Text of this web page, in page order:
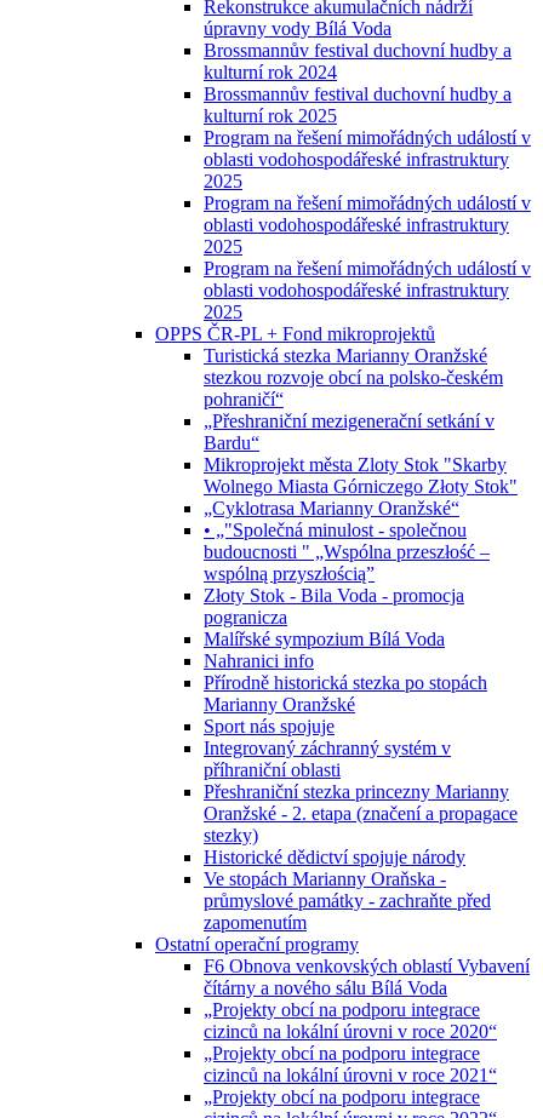
Rekonstrukce akumulačních nádrží
úpravny vody Bílá Voda
Brossmannův festival duchovní hudby a
kulturní rok 2024
Brossmannův festival duchovní hudby a
kulturní rok 2025
Program na řešení mimořádných událostí v
oblasti vodohospodářeské infrastruktury
2025
Program na řešení mimořádných událostí v
oblasti vodohospodářeské infrastruktury
2025
Program na řešení mimořádných událostí v
oblasti vodohospodářeské infrastruktury
2025
OPPS ČR-PL + Fond mikroprojektů
Turistická stezka Marianny Oranžské
stezkou rozvoje obcí na polsko-českém
pohraničí“
„Přeshraniční mezigenerační setkání v
Bardu“
Mikroprojekt města Zloty Stok "Skarby
Wolnego Miasta Górniczego Złoty Stok"
„Cyklotrasa Marianny Oranžské“
• „"Společná minulost - společnou
budoucnosti " „Wspólna przeszłość –
wspólną przyszłością”
Złoty Stok - Bila Voda - promocja
pogranicza
Malířské sympozium Bílá Voda
Nahranici info
Přírodně historická stezka po stopách
Marianny Oranžské
Sport nás spojuje
Integrovaný záchranný systém v
příhraniční oblasti
Přeshraniční stezka princezny Marianny
Oranžské - 2. etapa (značení a propagace
stezky)
Historické dědictví spojuje národy
Ve stopách Marianny Oraňska -
průmyslové památky - zachraňte před
zapomenutím
Ostatní operační programy
F6 Obnova venkovských oblastí Vybavení
čítárny a nového sálu Bílá Voda
„Projekty obcí na podporu integrace
cizinců na lokální úrovni v roce 2020“
„Projekty obcí na podporu integrace
cizinců na lokální úrovni v roce 2021“
„Projekty obcí na podporu integrace